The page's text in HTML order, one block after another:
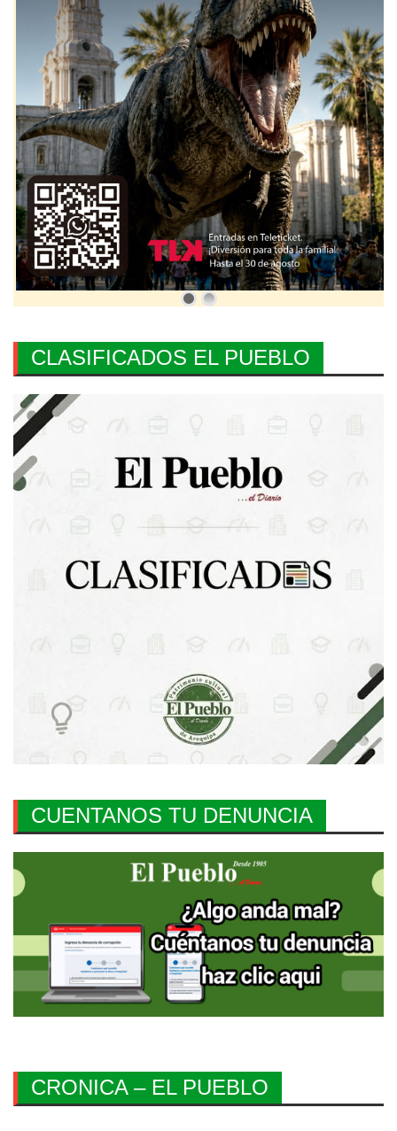
CLASIFICADOS EL PUEBLO
CUENTANOS TU DENUNCIA
CRONICA – EL PUEBLO